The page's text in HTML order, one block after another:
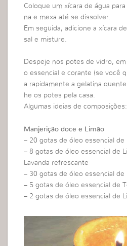
Coloque um xícara de água
na e mexa até se dissolver.
Em seguida, adicione a xícara
sal e misture.
Despeje nos potes de vidro,
o essencial e corante (se você
a rapidamente a gelatina
he os potes pela casa.
Algumas ideias de composições:
Manjerição doce e Limão
– 20 gotas de óleo essencial de
– 8 gotas de óleo essencial de
Lavanda refrescante
– 30 gotas de óleo essencial de
– 5 gotas de óleo essencial de
– 2 gotas de óleo essencial de